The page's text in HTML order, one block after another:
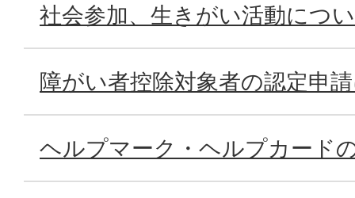
社会参加、生きがい活動につ
障がい者控除対象者の認定申
ヘルプマーク・ヘルプカード